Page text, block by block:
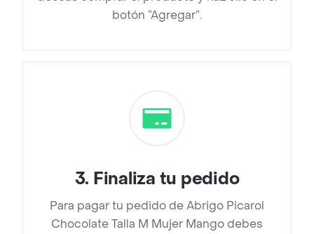
botón “Agregar”.
3. Finaliza tu pedido
Para pagar tu pedido de Abrigo Picarol
Chocolate Talla M Mujer Mango debes